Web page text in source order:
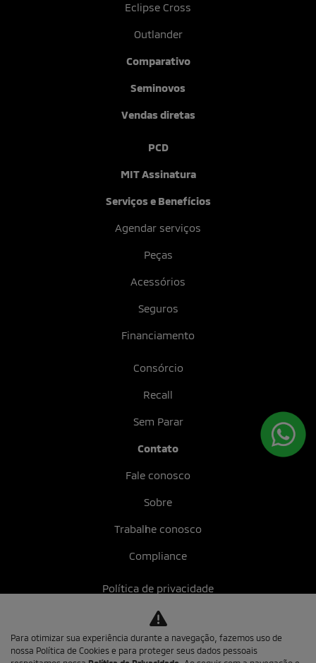
Eclipse Cross
Outlander
Comparativo
Seminovos
Vendas diretas
PCD
MIT Assinatura
Serviços e Benefícios
Agendar serviços
Peças
Acessórios
Seguros
Financiamento
Consórcio
Recall
Sem Parar
Contato
Fale conosco
Sobre
Trabalhe conosco
Compliance
Política de privacidade
Mundo MIT
No trânsito, enxergar o outro salva vidas.
Para otimizar sua experiência durante a navegação, fazemos uso de
nossa Política de Cookies e para proteger seus dados pessoais